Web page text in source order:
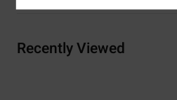
Recently Viewed